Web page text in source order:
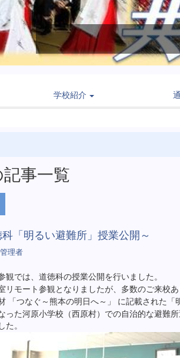
学校紹介
事一覧
「明るい避難所」授業公開～
管理者
観では、道徳科の授業公開を行いました。
リモート参観となりましたが、多数のご来校あ
「つなぐ～熊本の明日へ～」 に記載された「
った河原小学校（西原村）での自治的な避難
た。